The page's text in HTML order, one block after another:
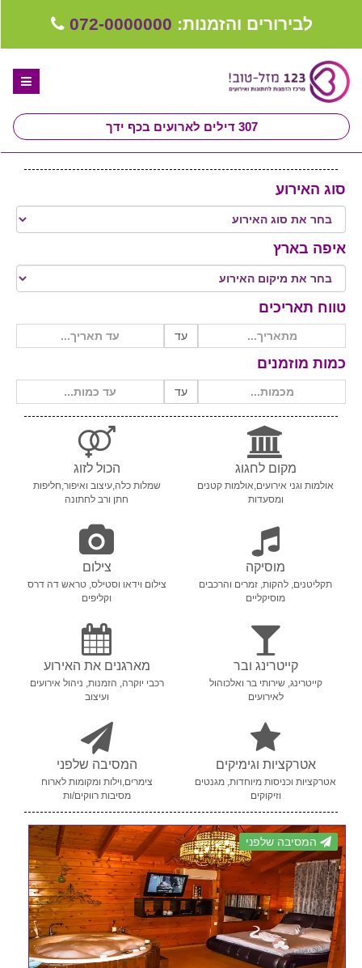
לבירורים והזמנות: 072-0000000
307 דילים לארועים בכף ידך
ספקים לחתונה מומלצים
קבלו ייעוץ בחינם
שירות אישי בקליק
סוג האירוע
איפה בארץ
טווח תאריכים
עד
כמות מוזמנים
עד
מקום לחגוג
אולמות וגני אירועים,אולמות קטנים
ומסעדות
הכול לזוג
שמלות כלה,עיצוב ואיפור,חליפות
חתן ורב לחתונה
מוסיקה
תקליטנים, להקות, זמרים והרכבים
מוסיקליים
צילום
צילום וידאו וסטילס, טראש דה דרס
וקליפים
קייטרינג ובר
קייטרינג, שירותי בר ואלכוהול
לאירועים
מארגנים את האירוע
רכבי יוקרה, הזמנות, ניהול אירועים
ועיצוב
אטרקציות וגימיקים
אטרקציות וכניסות מיוחדות, מגנטים
וזיקוקים
המסיבה שלפני
צימרים,וילות ומקומות לארוח
מסיבות רווקים/ות
המסיבה שלפני